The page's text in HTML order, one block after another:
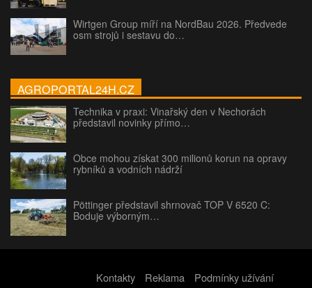
Wirtgen Group míří na NordBau 2026. Předvede
osm strojů i sestavu do…
AGROPORTAL24H.CZ
Technika v praxi: Vinařský den v Nechorách
představil novinky přímo…
Obce mohou získat 300 milionů korun na opravy
rybníků a vodních nádrží
Pöttinger představil shrnovač TOP V 6520 C:
Boduje výborným…
Kontakty Reklama
Podmínky užívání